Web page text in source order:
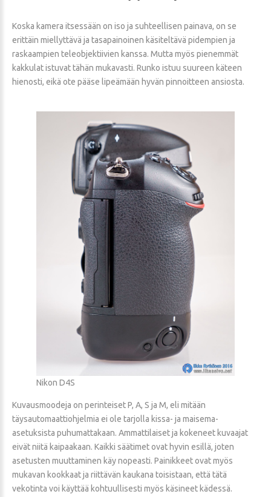
Koska kamera itsessään on iso ja suhteellisen painava, on se
erittäin miellyttävä ja tasapainoinen käsiteltävä pidempien ja
raskaampien teleobjektiivien kanssa. Mutta myös pienemmät
kakkulat istuvat tähän mukavasti. Runko istuu suureen käteen
hienosti, eikä ote pääse lipeämään hyvän pinnoitteen ansiosta.
Nikon D4S
Kuvausmoodeja on perinteiset P, A, S ja M, eli mitään
täysautomaattiohjelmia ei ole tarjolla kissa- ja maisema-
asetuksista puhumattakaan. Ammattilaiset ja kokeneet kuvaajat
eivät niitä kaipaakaan. Kaikki säätimet ovat hyvin esillä, joten
asetusten muuttaminen käy nopeasti. Painikkeet ovat myös
mukavan kookkaat ja riittävän kaukana toisistaan, että tätä
vekotinta voi käyttää kohtuullisesti myös käsineet kädessä.